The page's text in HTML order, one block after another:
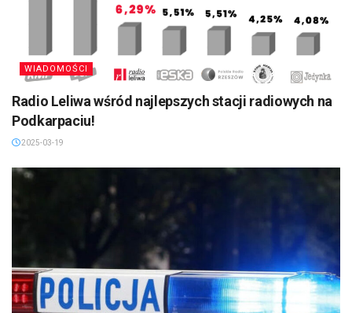
WIADOMOŚCI
Radio Leliwa wśród najlepszych stacji radiowych na
Podkarpaciu!
2025-03-19